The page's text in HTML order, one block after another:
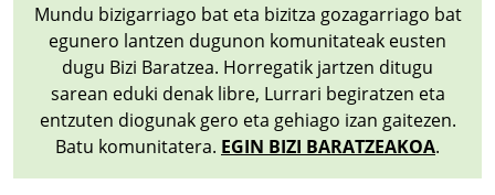
Mundu bizigarriago bat eta bizitza gozagarriago bat
egunero lantzen dugunon komunitateak eusten
dugu Bizi Baratzea. Horregatik jartzen ditugu
sarean eduki denak libre, Lurrari begiratzen eta
entzuten diogunak gero eta gehiago izan gaitezen.
Batu komunitatera. EGIN BIZI BARATZEAKOA.